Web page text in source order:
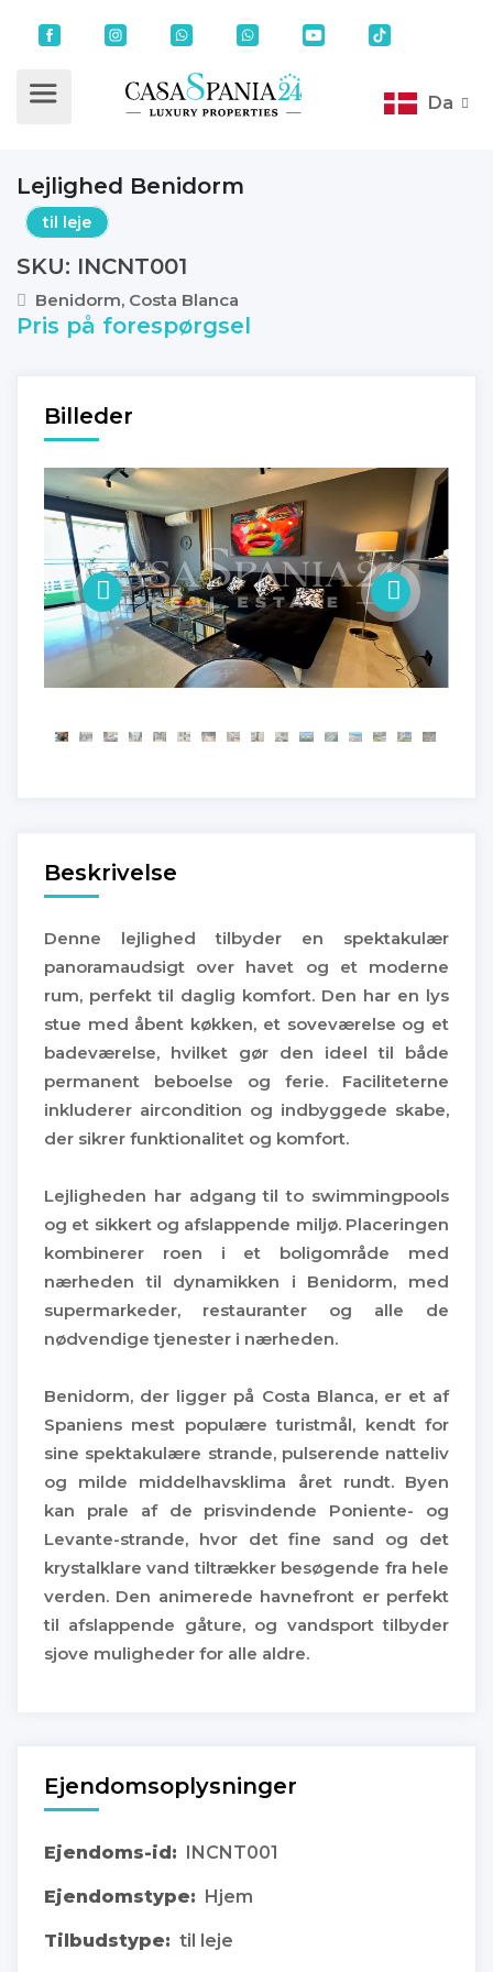
Da
Lejlighed Benidorm
til leje
SKU: INCNT001
Benidorm, Costa Blanca
Pris på forespørgsel
Billeder
Beskrivelse
Denne lejlighed tilbyder en spektakulær
panoramaudsigt over havet og et moderne
rum, perfekt til daglig komfort. Den har en lys
stue med åbent køkken, et soveværelse og et
badeværelse, hvilket gør den ideel til både
permanent beboelse og ferie. Faciliteterne
inkluderer aircondition og indbyggede skabe,
der sikrer funktionalitet og komfort.
Lejligheden har adgang til to swimmingpools
og et sikkert og afslappende miljø. Placeringen
kombinerer roen i et boligområde med
nærheden til dynamikken i Benidorm, med
supermarkeder, restauranter og alle de
nødvendige tjenester i nærheden.
Benidorm, der ligger på Costa Blanca, er et af
Spaniens mest populære turistmål, kendt for
sine spektakulære strande, pulserende natteliv
og milde middelhavsklima året rundt. Byen
kan prale af de prisvindende Poniente- og
Levante-strande, hvor det fine sand og det
krystalklare vand tiltrækker besøgende fra hele
verden. Den animerede havnefront er perfekt
til afslappende gåture, og vandsport tilbyder
sjove muligheder for alle aldre.
Ejendomsoplysninger
Ejendoms-id: INCNT001
Ejendomstype: Hjem
Tilbudstype: til leje